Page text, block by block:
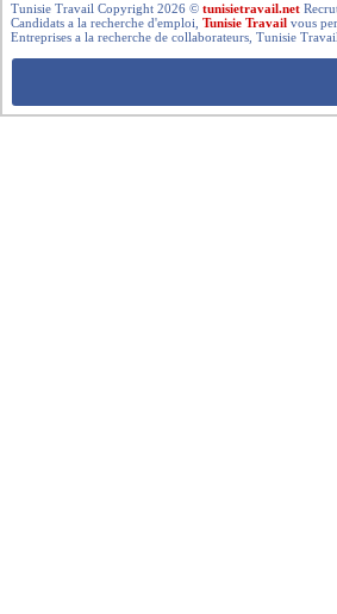
Tunisie Travail Copyright 2026 ©tunisietravail.net
Candidats a la recherche d'emploi,Tunisie Travail vous
Entreprises a la recherche de collaborateurs, Tunisie